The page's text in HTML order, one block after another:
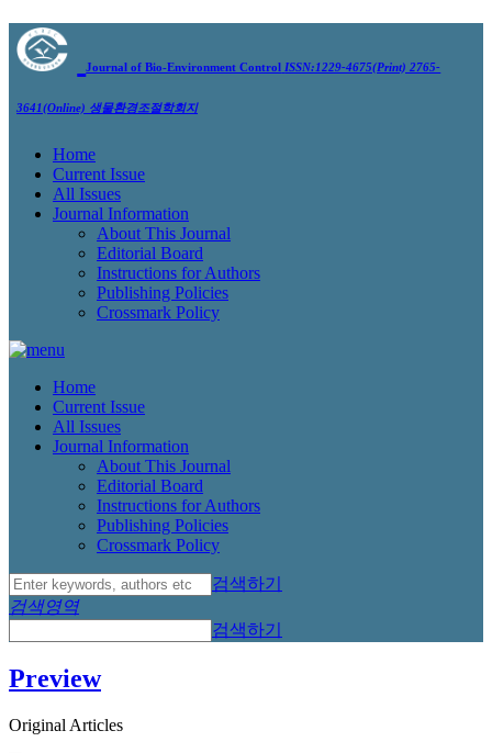
Journal of Bio-Environment Control ISSN:1229-4675(Print) 2765-
3641(Online) 생물환경조절학회지
Home
Current Issue
All Issues
Journal Information
About This Journal
Editorial Board
Instructions for Authors
Publishing Policies
Crossmark Policy
Home
Current Issue
All Issues
Journal Information
About This Journal
Editorial Board
Instructions for Authors
Publishing Policies
Crossmark Policy
검색하기
검색영역
검색하기
Preview
Original Articles